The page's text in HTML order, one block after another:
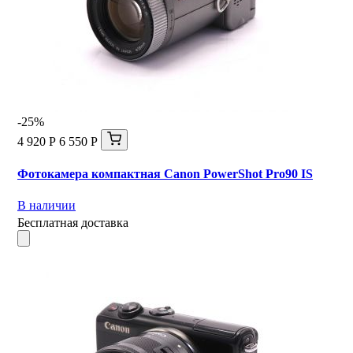
-25%
4 920 Р 6 550 Р
Фотокамера компактная Canon PowerShot Pro90 IS
В наличии
Бесплатная доставка